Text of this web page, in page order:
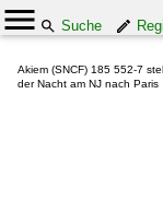
Suche
Akiem (SNCF) 185 552-7
der Nacht am NJ nach Paris